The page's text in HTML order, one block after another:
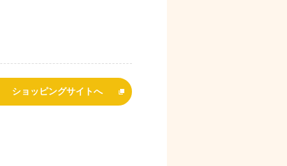
ショッピングサイトへ